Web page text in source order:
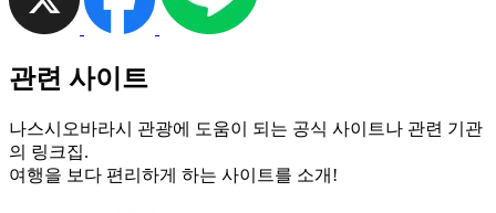
관련 사이트
나스시오바라시 관광에 도움이 되는 공식 사이트나 관련 기관
의 링크집.
여행을 보다 편리하게 하는 사이트를 소개!